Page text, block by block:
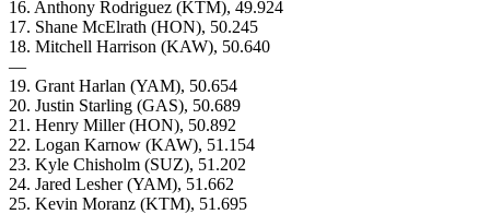
16. Anthony Rodriguez (KTM), 49.924
17. Shane McElrath (HON), 50.245
18. Mitchell Harrison (KAW), 50.640
—
19. Grant Harlan (YAM), 50.654
20. Justin Starling (GAS), 50.689
21. Henry Miller (HON), 50.892
22. Logan Karnow (KAW), 51.154
23. Kyle Chisholm (SUZ), 51.202
24. Jared Lesher (YAM), 51.662
25. Kevin Moranz (KTM), 51.695